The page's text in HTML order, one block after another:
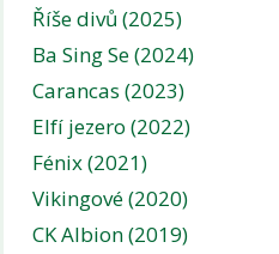
Říše divů (2025)
Ba Sing Se (2024)
Carancas (2023)
Elfí jezero (2022)
Fénix (2021)
Vikingové (2020)
CK Albion (2019)